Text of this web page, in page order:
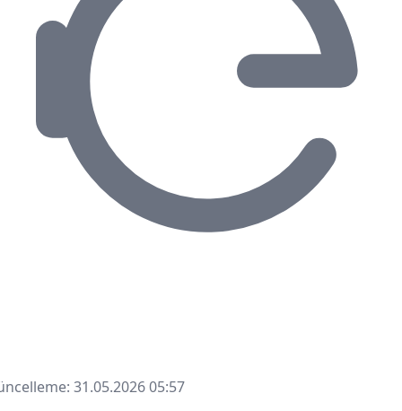
31.05.2026 05:57